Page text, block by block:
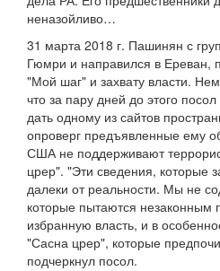
неназойливо…
31 марта 2018 г. Пашинян с
Гюмри и направился в Ереван,
"Мой шаг" и захвату власти.
что за пару дней до этого
дать одному из сайтов
опроверг предъявленные ему
США не поддерживают
црер". "Эти сведения, которые
далеки от реальности. Мы не
которые пытаются незаконным
избранную власть, и в
"Сасна црер", которые
подчеркнул посол.